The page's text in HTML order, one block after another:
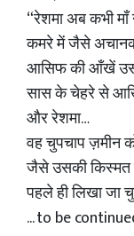
“रेशमा अब कभी
कमरे में जैसे
आसिफ की आँखें उस
सास के चेहरे से
और रेशमा…
वह चुपचाप ज़मीन
जैसे उसकी
पहले ही लिखा जा
... to be